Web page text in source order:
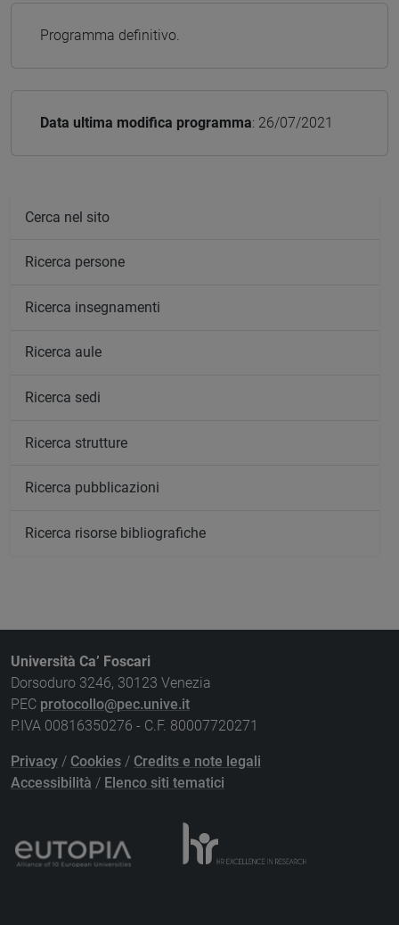
Programma definitivo.
Data ultima modifica programma: 26/07/2021
Cerca nel sito
Ricerca persone
Ricerca insegnamenti
Ricerca aule
Ricerca sedi
Ricerca strutture
Ricerca pubblicazioni
Ricerca risorse bibliografiche
Università Ca’ Foscari
Dorsoduro 3246, 30123 Venezia
PEC protocollo@pec.unive.it
P.IVA 00816350276 - C.F. 80007720271
Privacy / Cookies / Credits e note legali
Accessibilità / Elenco siti tematici